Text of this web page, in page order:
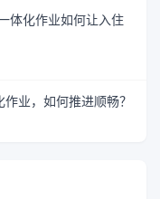
体化作业如何让入住
业，如何推进顺畅？